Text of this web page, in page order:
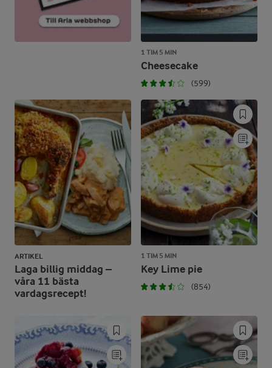
1 TIM 5 MIN
Cheesecake
(599)
ARTIKEL
Laga billig middag –
våra 11 bästa
vardagsrecept!
1 TIM 5 MIN
Key Lime pie
(854)